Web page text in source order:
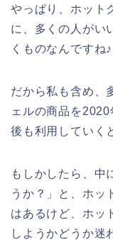
やっぱり、ホット
に、多くの人がい
くものなんですね♪
だから私も含め、
ェルの商品を
後も利用していく
もしかしたら、中
うか？」と、ホッ
はあるけど、ホッ
しようかどうか迷